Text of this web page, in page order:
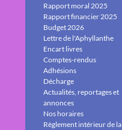
Rapport moral 2025
Rapport financier 2025
Budget 2026
Lettre de l'Aphyllanthe
Encart livres
Comptes-rendus
Adhésions
Décharge
Actualités, reportages et
annonces
Nos horaires
Règlement intérieur de la